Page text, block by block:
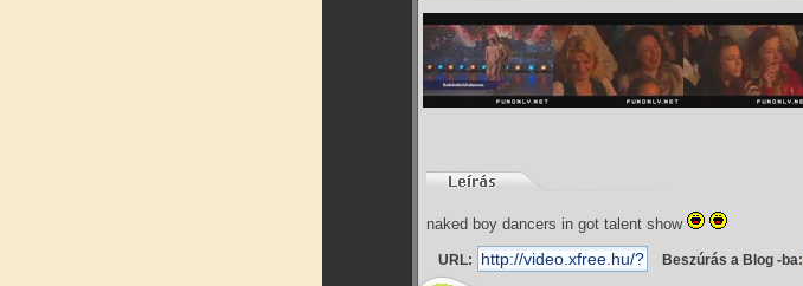
naked boy dancers in got talent show
URL: Beszúrás a Blog -ba: